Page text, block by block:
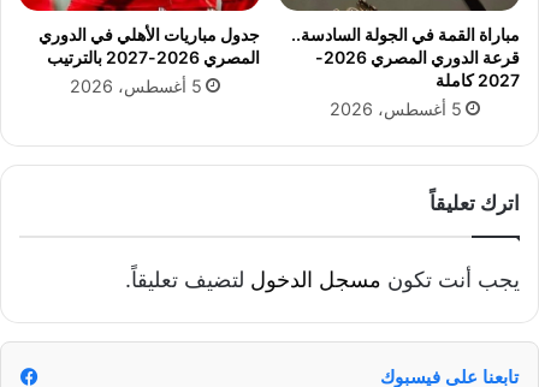
مباراة القمة في الجولة السادسة..
قرعة الدوري المصري 2026-
2027 كاملة
5 أغسطس، 2026
جدول مباريات الأهلي في الدوري
المصري 2026-2027 بالترتيب
5 أغسطس، 2026
اترك تعليقاً
يجب أنت تكون مسجل الدخول لتضيف تعليقاً.
تابعنا على فيسبوك